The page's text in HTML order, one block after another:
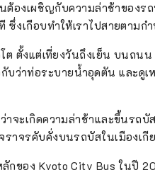
ต้องเผชิญกับความล่าช้าของร
เกือบทำให้เราไปสายตามกำ
ต ตั้งแต่เที่ยงวันถึงเย็น บนถน
บว่าท่อระบายน้ำอุดตัน และดูเ
จะเกิดความล่าช้าและขึ้นรถบั
าจรคับคั่งบนรถบัสในเมืองเกี
กของ Kyoto City Bus ในปี